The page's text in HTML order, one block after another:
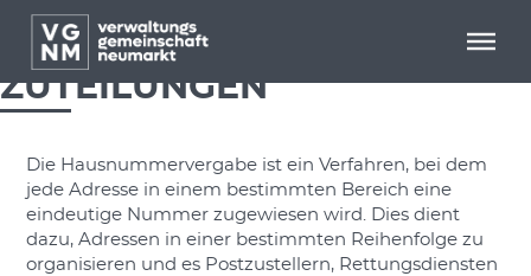
Menü überspringen
Menü überspringen
HAUSNUMMERNVERGABE /
ZUTEILUNGEN
Die Hausnummervergabe ist ein Verfahren, bei dem
jede Adresse in einem bestimmten Bereich eine
eindeutige Nummer zugewiesen wird. Dies dient
dazu, Adressen in einer bestimmten Reihenfolge zu
organisieren und es Postzustellern, Rettungsdiensten